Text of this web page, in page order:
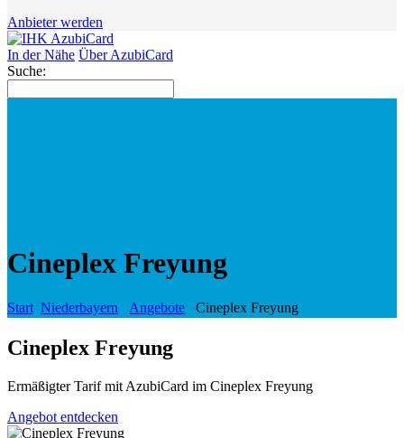
Anbieter werden
In der Nähe Über AzubiCard
Suche:
Cineplex Freyung
Start Niederbayern Angebote Cineplex Freyung
Cineplex Freyung
Ermäßigter Tarif mit AzubiCard im Cineplex Freyung
Angebot entdecken